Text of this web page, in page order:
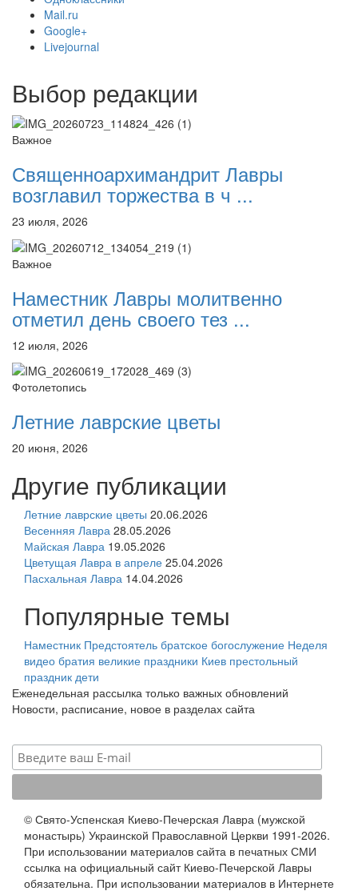
12 сентября 2015
Перейти к архиву
Mail.ru
Google+
Livejournal
Выбор редакции
Важное
Священноархимандрит Лавры
возглавил торжества в ч ...
23 июля, 2026
Важное
Наместник Лавры молитвенно
отметил день своего тез ...
12 июля, 2026
Фотолетопись
Летние лаврские цветы
20 июня, 2026
Другие публикации
Летние лаврские цветы 20.06.2026
Весенняя Лавра 28.05.2026
Майская Лавра 19.05.2026
Цветущая Лавра в апреле 25.04.2026
Пасхальная Лавра 14.04.2026
Популярные темы
Наместник Предстоятель братское богослужение Неделя
видео братия великие праздники Киев престольный
праздник дети
Еженедельная рассылка только важных обновлений
Новости, расписание, новое в разделах сайта
© Свято-Успенская Киево-Печерская Лавра (мужской
монастырь) Украинской Православной Церкви 1991-2026.
При использовании материалов сайта в печатных СМИ
ссылка на официальный сайт Киево-Печерской Лавры
обязательна. При использовании материалов в Интернете